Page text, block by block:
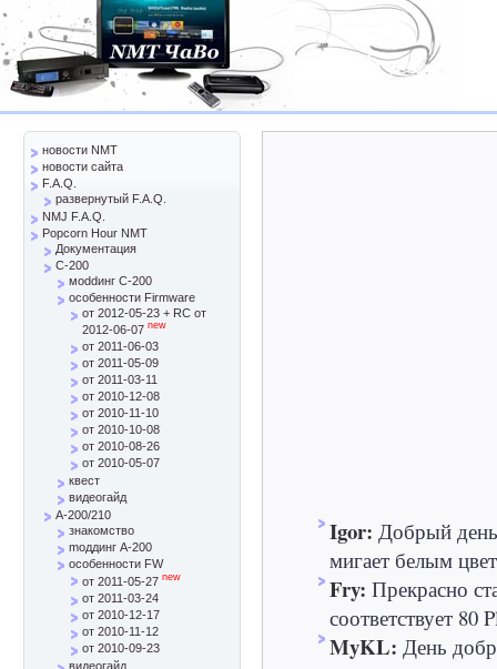
Igor: Добрый
мигает белым
Fry: Прекрасно
соответствует 80
MyKL: День
новости NMT
новости сайта
F.A.Q.
развернутый F.A.Q.
NMJ F.A.Q.
Popcorn Hour NMT
Документация
C-200
моddинг C-200
особенности Firmware
от 2012-05-23 + RC от
2012-06-07 new
от 2011-06-03
от 2011-05-09
от 2011-03-11
от 2010-12-08
от 2010-11-10
от 2010-10-08
от 2010-08-26
от 2010-05-07
квест
видеогайд
A-200/210
знакомство
mоддинг A-200
особенности FW
от 2011-05-27 new
от 2011-03-24
от 2010-12-17
от 2010-11-12
от 2010-09-23
видеогайд